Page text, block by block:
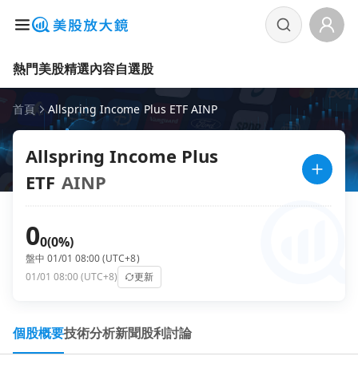
熱門美股精選內容自選股
首頁 Allspring Income Plus ETF AINP
Allspring Income Plus
ETF AINP
00(0%)
盤中 01/01 08:00 (UTC+8)
01/01 08:00 (UTC+8)
更新
個股概要技術分析新聞股利討論